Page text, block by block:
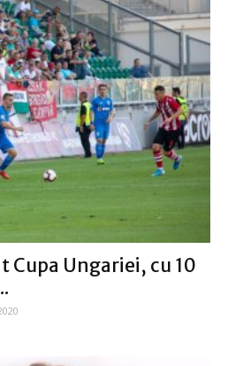
Cupa Ungariei, cu 10